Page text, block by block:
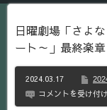
日曜劇場「さよ
ート～」最終楽章
2024.03.17
日
曜
コメントを受け付